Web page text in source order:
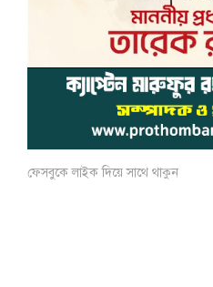
ফেসবুকে লাইক দিয়ে সাথে থাকুন